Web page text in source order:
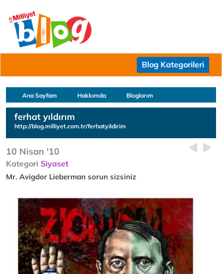
Blog Kategorileri
Ana Sayfam Hakkımda Bloglarım
ferhat yıldırım
http://blog.milliyet.com.tr/ferhatyildirim
10 Nisan '10
Kategori Siyaset
Mr. Avigdor Lieberman sorun sizsiniz